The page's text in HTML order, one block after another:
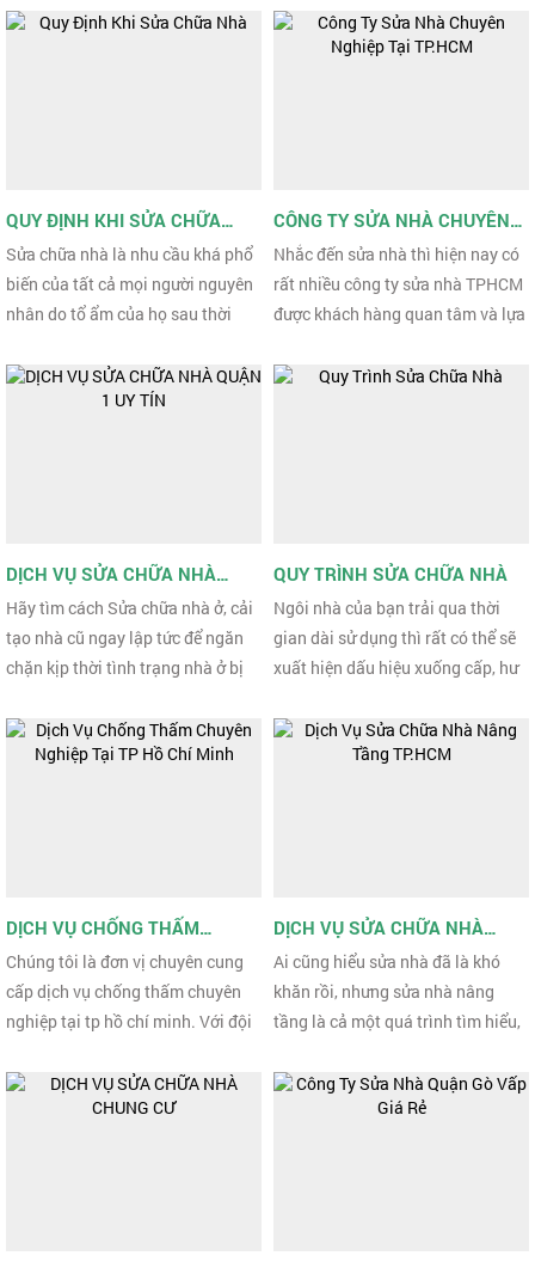
uy tín để hợp tác.
kinh doanh dịch vụ này ...
QUY ĐỊNH KHI SỬA CHỮA
NHÀ
Sửa chữa nhà là nhu cầu khá phổ
biến của tất cả mọi người nguyên
nhân do tổ ẩm của họ sau thời
xuống cấp, hư hại ...
CÔNG TY SỬA NHÀ CHUYÊN
NGHIỆP TẠI TP.HCM
Nhắc đến sửa nhà thì hiện nay có
rất nhiều công ty sửa nhà TPHCM
được khách hàng quan tâm và lựa
Tư Phát Triển Xây Dựng ...
DỊCH VỤ SỬA CHỮA NHÀ
QUẬN 1 UY TÍN
Hãy tìm cách Sửa chữa nhà ở, cải
tạo nhà cũ ngay lập tức để ngăn
chặn kịp thời tình trạng nhà ở bị
ĐẦU TƯ PHÁT ...
QUY TRÌNH SỬA CHỮA NHÀ
Ngôi nhà của bạn trải qua thời
gian dài sử dụng thì rất có thể sẽ
xuất hiện dấu hiệu xuống cấp, hư
toàn cũng như ...
DỊCH VỤ CHỐNG THẤM
CHUYÊN NGHIỆP TẠI TP HỒ
CHÍ MINH
Chúng tôi là đơn vị chuyên cung
cấp dịch vụ chống thấm chuyên
nghiệp tại tp hồ chí minh. Với đội
năm kinh nghiệm chúng ...
DỊCH VỤ SỬA CHỮA NHÀ
NÂNG TẦNG TP.HCM
Ai cũng hiểu sửa nhà đã là khó
khăn rồi, nhưng sửa nhà nâng
tầng là cả một quá trình tìm hiểu,
công năng sử dụng, ...